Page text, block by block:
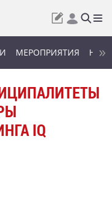
МЕРОПРИЯТИЯ
IQ